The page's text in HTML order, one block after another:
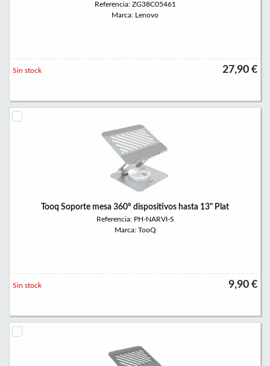
Referencia: ZG38C05461
Marca: Lenovo
27,90 €
Sin stock
Tooq Soporte mesa 360º dispositivos hasta 13" Plat
Referencia: PH-NARVI-S
Marca: TooQ
9,90 €
Sin stock